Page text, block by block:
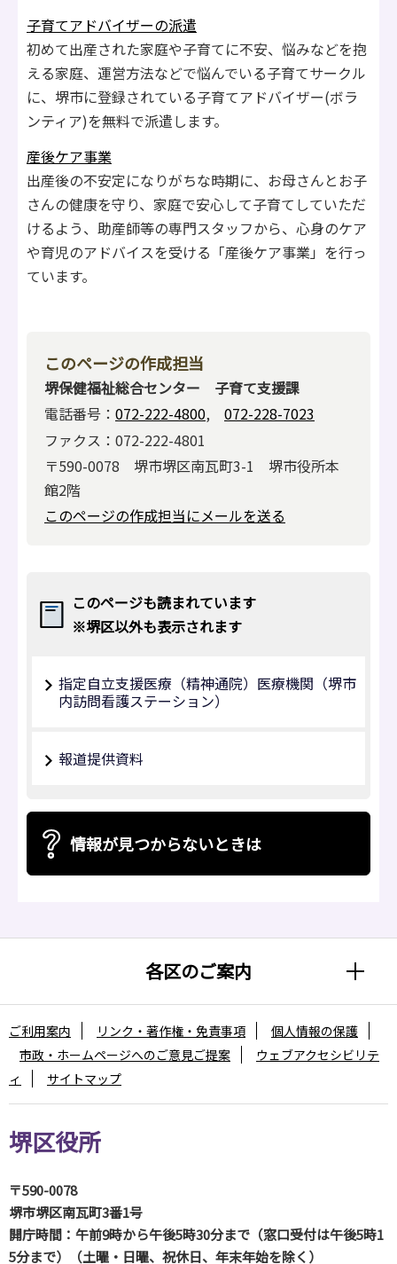
子育てアドバイザーの派遣
初めて出産された家庭や子育てに不安、悩みなどを抱
える家庭、運営方法などで悩んでいる子育てサークル
に、堺市に登録されている子育てアドバイザー(ボラ
ンティア)を無料で派遣します。
産後ケア事業
出産後の不安定になりがちな時期に、お母さんとお子
さんの健康を守り、家庭で安心して子育てしていただ
けるよう、助産師等の専門スタッフから、心身のケア
や育児のアドバイスを受ける「産後ケア事業」を行っ
ています。
このページの作成担当
堺保健福祉総合センター 子育て支援課
電話番号： 072-222-4800, 072-228-7023
ファクス：072-222-4801
〒590-0078 堺市堺区南瓦町3-1 堺市役所本
館2階
このページの作成担当にメールを送る
このページも読まれています
※堺区以外も表示されます
指定自立支援医療（精神通院）医療機関（堺市
内訪問看護ステーション）
報道提供資料
情報が見つからないときは
各区のご案内
堺区役所
〒590-0078
堺市堺区南瓦町3番1号
開庁時間：午前9時から午後5時30分まで（窓口受付は午後5時1
5分まで）（土曜・日曜、祝休日、年末年始を除く）
ご利用案内 リンク・著作権・免責事項
個人情報の保護
市政・ホームページへのご意見ご提案
ウェブアクセシビリテ
ィ
サイトマップ